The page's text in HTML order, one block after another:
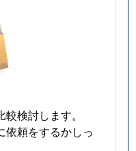
検討します。
依頼をするかしっ